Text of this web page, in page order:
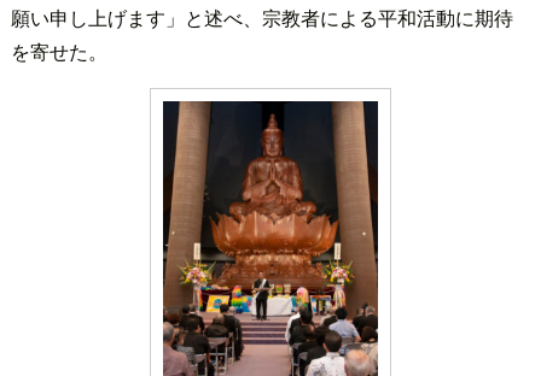
願い申し上げます」と述べ、宗教者による平和活動に期待
を寄せた。